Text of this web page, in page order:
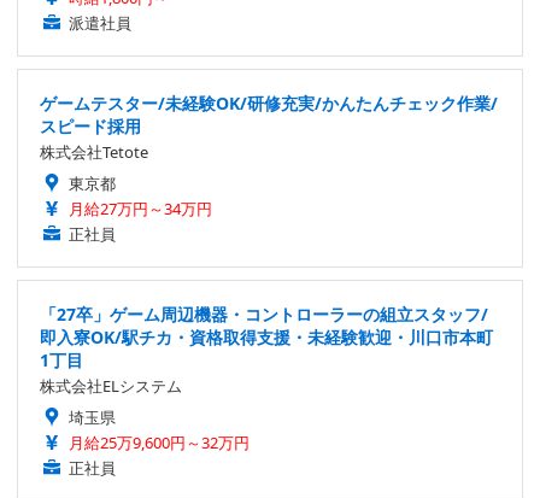
派遣社員
ゲームテスター/未経験OK/研修充実/かんたんチェック作業/
スピード採用
株式会社Tetote
東京都
月給27万円～34万円
正社員
「27卒」ゲーム周辺機器・コントローラーの組立スタッフ/
即入寮OK/駅チカ・資格取得支援・未経験歓迎・川口市本町
1丁目
株式会社ELシステム
埼玉県
月給25万9,600円～32万円
正社員